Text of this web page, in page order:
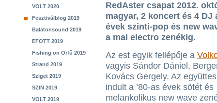
VOLT 2020
Fesztiválblog 2019
Balatonsound 2019
EFOTT 2019
Fishing on Orfű 2019
Strand 2019
Sziget 2019
SZIN 2019
VOLT 2019
RedAster csapat 2012.
magyar, 2 koncert és 4 DJ
évek szinti-pop és new
a mai electro zenékig.
Az est egyik fellépője a
vagyis Sándor Dániel,
Kovács Gergely. Az
indult a ’80-as évek sötét és
melankolikus new wave